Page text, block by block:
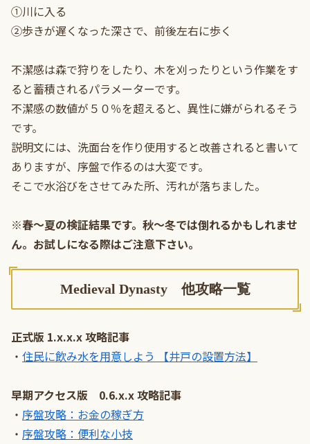
①川に入る
②歩きが遅くなった深さで、前後左右に歩く
不潔感は森で狩りをしたり、木を刈ったりという作業をす
ると蓄積されるパラメーターです。
不潔感の数値が５０％を超えると、異性に嫌がられるそう
です。
説明文には、洗面台を作り使用すると改善されると書いて
ありますが、序盤で作るのは大変です。
そこで水浴びをさせてみた所、汚れが落ちました。
※春～夏の検証結果です。秋～冬では倒れるかもしれませ
ん。お試しになる際はご注意下さい。
Medieval Dynasty 他攻略一覧
正式版 1.x.x.x 攻略記事
・ 住民に飲み水を用意しよう 【井戸の設置方法】
早期アクセス版 0.6.x.x 攻略記事
・ 序盤攻略：お金の稼ぎ方
・ 序盤攻略：便利な小技